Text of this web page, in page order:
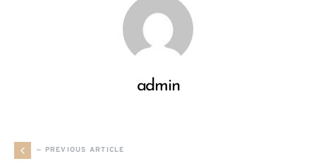
admin
— PREVIOUS ARTICLE